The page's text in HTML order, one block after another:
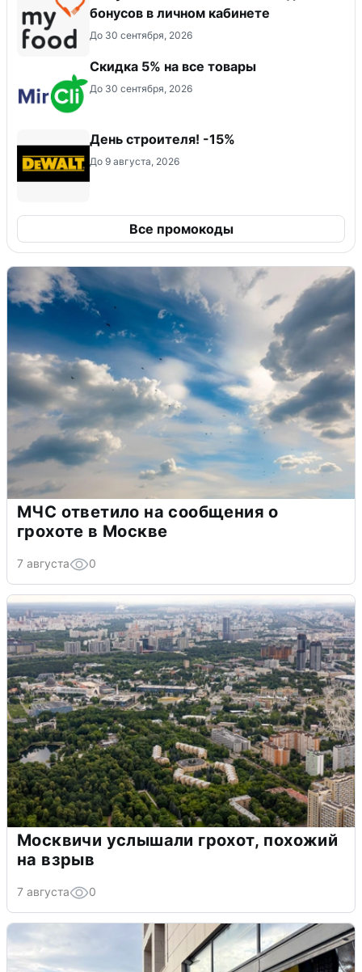
бонусов в личном кабинете
До 30 сентября, 2026
Скидка 5% на все товары
До 30 сентября, 2026
День строителя! -15%
До 9 августа, 2026
Все промокоды
МЧС ответило на сообщения о
грохоте в Москве
7 августа 0
Москвичи услышали грохот, похожий
на взрыв
7 августа 0